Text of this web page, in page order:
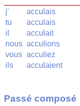
j'
acculais
tu
acculais
il
acculait
nous acculions
vous acculiez
ils
acculaient
Passé composé